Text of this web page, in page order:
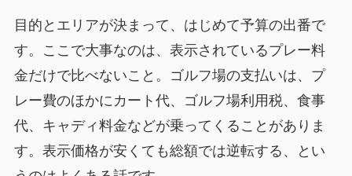
目的とエリアが決まって、はじめて予算の出番で
す。ここで大事なのは、表示されているプレー料
金だけで比べないこと。ゴルフ場の支払いは、プ
レー費のほかにカート代、ゴルフ場利用税、食事
代、キャディ料金などが乗ってくることがありま
す。表示価格が安くても総額では逆転する、とい